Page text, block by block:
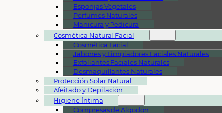
Esponjas Vegetales
Perfumes Naturales
Manicura y Pedicura
Cosmética Natural Facial
Cosmética Facial
Jabones y Limpiadores Faciales Naturales
Exfoliantes Faciales Naturales
Desmaquillantes Naturales
Protección Solar Natural
Afeitado y Depilación
Higiene Íntima
Compresas de Algodón